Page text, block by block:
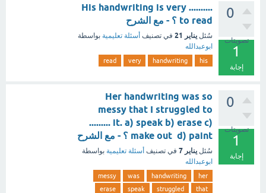
0
تصويتات
1
إجابة
His handwriting is very ..........
to read ؟ - مع الشرح
سُئل يناير 21 في تصنيف أسئلة تعليمية بواسطة
ابوعبدالله
his
handwriting
very
read
0
تصويتات
1
إجابة
Her handwriting was so
messy that I struggled to
......... it. a) speak b) erase c)
make out d) paint ؟ - مع الشرح
سُئل يناير 7 في تصنيف أسئلة تعليمية بواسطة
ابوعبدالله
her
handwriting
was
messy
that
struggled
speak
erase